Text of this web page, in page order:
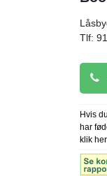
Tlf:
Hvis
har
klik